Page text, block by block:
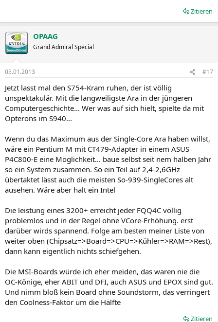
Zitieren
OPAAG
Grand Admiral Special
05.01.2013 #17
Jetzt lasst mal den S754-Kram ruhen, der ist völlig
unspektakulär. Mit die langweiligste Ära in der jüngeren
Computergeschichte... Wer was auf sich hielt, spielte da mit
Opterons im S940...
Wenn du das Maximum aus der Single-Core Ära haben willst,
wäre ein Pentium M mit CT479-Adapter in einem ASUS
P4C800-E eine Möglichkeit... baue selbst seit nem halben Jahr
so ein System zusammen. So ein Teil auf 2,4-2,6GHz
übertaktet lässt auch die meisten So-939-SingleCores alt
ausehen. Wäre aber halt ein Intel
Die leistung eines 3200+ erreicht jeder FQQ4C völlig
problemlos und in der Regel ohne VCore-Erhöhung. erst
darüber wirds spannend. Folge am besten meiner Liste von
weiter oben (Chipsatz=>Board=>CPU=>Kühler=>RAM=>Rest),
dann kann eigentlich nichts schiefgehen.
Die MSI-Boards würde ich eher meiden, das waren nie die
OC-Könige, eher ABIT und DFI, auch ASUS und EPOX sind gut.
Und nimm bloß kein Board ohne Soundstorm, das verringert
den Coolness-Faktor um die Hälfte
Zitieren